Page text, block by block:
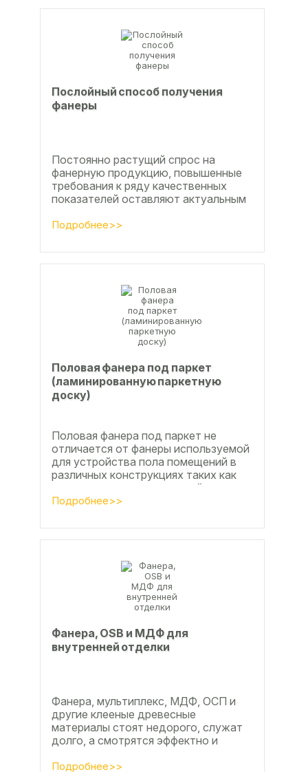
Послойный способ получения
фанеры
Постоянно растущий спрос на
фанерную продукцию, повышенные
требования к ряду качественных
показателей оставляют актуальным
технологии производства клееной...
Подробнее>>
Половая фанера под паркет
(ламинированную паркетную
доску)
Половая фанера под паркет не
отличается от фанеры используемой
для устройства пола помещений в
различных конструкциях таких как
ламинат из ламинированной
паркетной доски, а так же...
Подробнее>>
Фанера, OSB и МДФ для
внутренней отделки
Фанера, мультиплекс, МДФ, ОСП и
другие клееные древесные
материалы стоят недорого, служат
долго, а смотрятся эффектно и
Подробнее>>